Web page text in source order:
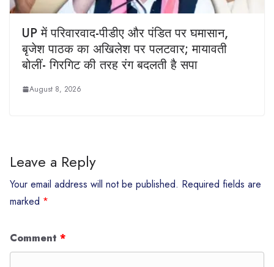
UP में परिवारवाद-पीडीए और पंडित पर घमासान,
बृजेश पाठक का अखिलेश पर पलटवार; मायावती
बोलीं- गिरगिट की तरह रंग बदलती है सपा
August 8, 2026
Leave a Reply
Your email address will not be published. Required fields are
marked *
Comment *